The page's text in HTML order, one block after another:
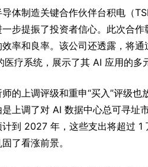
导体制造关键合作伙伴台积电（
步提振了投资者信心。此次合
率和良率。该公司还透露，将
医疗系统，展示了其 AI 应用的多
的上调评级和重申“买入”评级
上调了对 AI 数据中心总可寻址
计到 2027 年，这些支出将超过
了看涨前景。